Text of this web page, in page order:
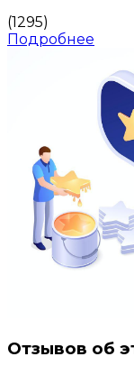
(1295)
Подробнее
Отзывов об